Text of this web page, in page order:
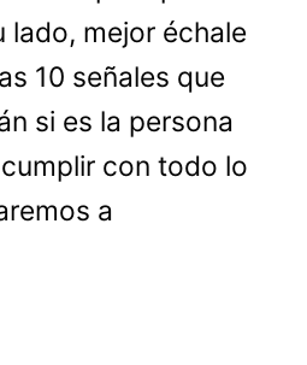
lado, mejor échale
10 señales que
si es la persona
con todo lo
a